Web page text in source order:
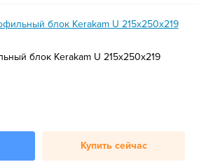
блок Kerakam U 215х250х219
Купить сейчас